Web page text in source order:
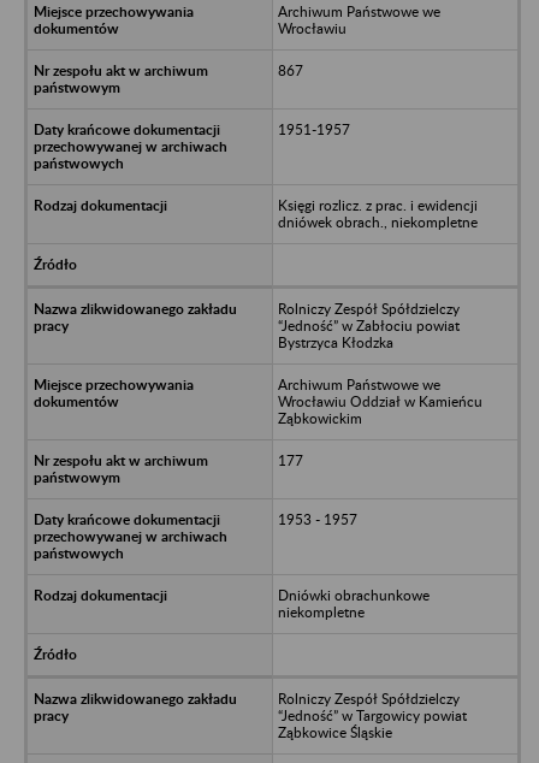
Archiwum Państwowe we
Wrocławiu
867
1951-1957
Księgi rozlicz. z prac. i ewidencji
dniówek obrach., niekompletne
Rolniczy Zespół Spółdzielczy
“Jedność” w Zabłociu powiat
Bystrzyca Kłodzka
Archiwum Państwowe we
Wrocławiu Oddział w Kamieńcu
Ząbkowickim
177
1953 - 1957
Dniówki obrachunkowe
niekompletne
Rolniczy Zespół Spółdzielczy
“Jedność” w Targowicy powiat
Ząbkowice Śląskie